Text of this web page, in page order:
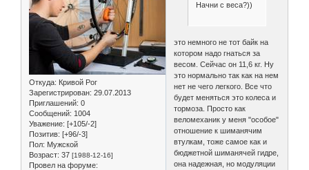
Откуда: Кривой Рог
Зарегистрирован: 29.07.2013
Приглашений: 0
Сообщений: 1004
Уважение: [+105/-2]
Позитив: [+96/-3]
Пол: Мужской
Возраст: 37 [1988-12-16]
Провел на форуме:
Начни с веса?))
это немного не тот байк на
котором надо гнаться за
весом. Сейчас он 11,6 кг. Ну
это нормально так как на нем
нет не чего легкого. Все что
будет меняться это колеса и
тормоза. Просто как
веломеханик у меня "особое"
отношение к шиманячим
втулкам, тоже самое как и
бюджетной шиманячей гидре,
она надежная, но модуляции